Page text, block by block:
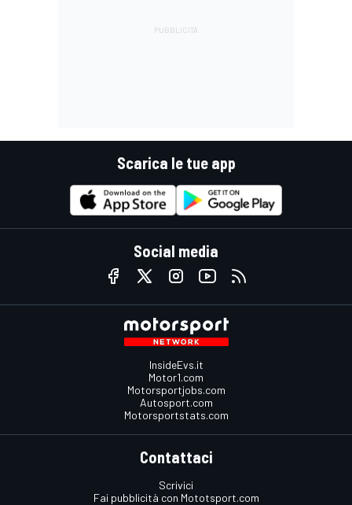
Scarica le tue app
Social media
InsideEvs.it
Motor1.com
Motorsportjobs.com
Autosport.com
Motorsportstats.com
Contattaci
Scrivici
Fai pubblicità con Mototsport.com